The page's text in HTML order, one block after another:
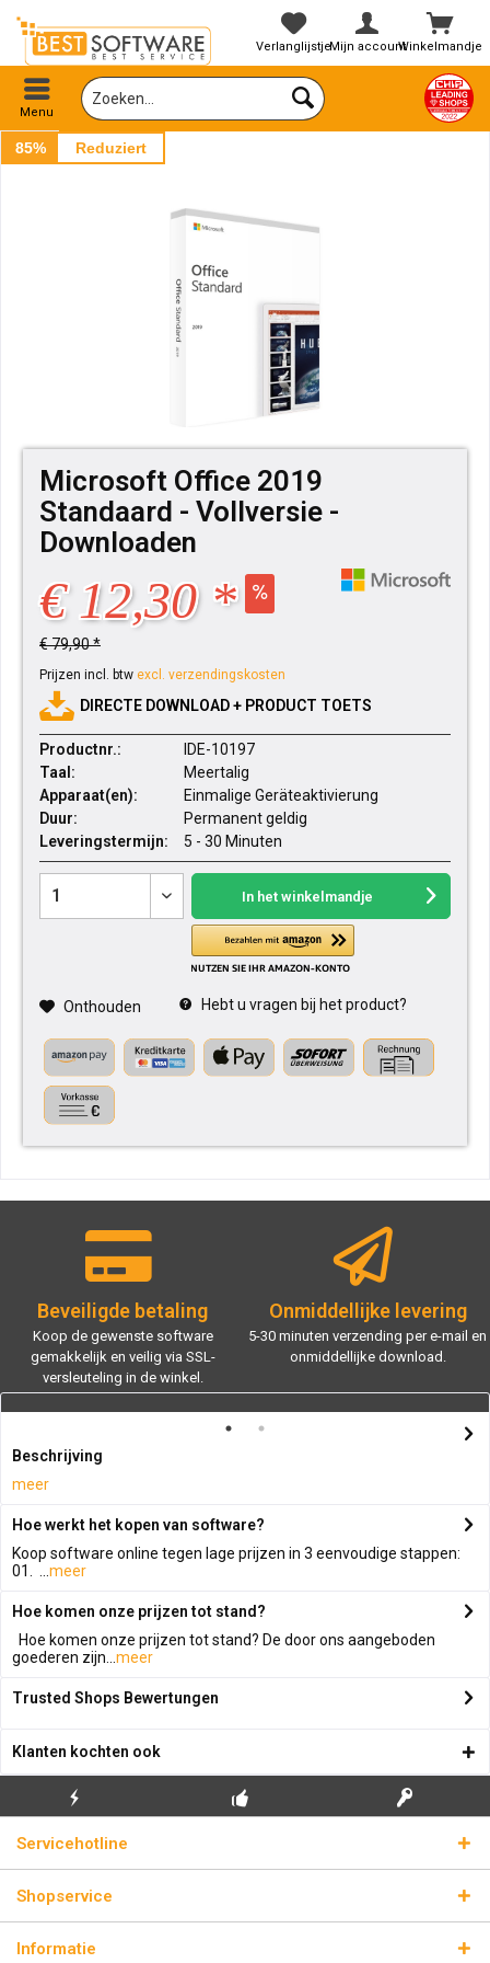
Winkelmandje
VerlanglijstjeMijn account
Menu
85% Reduziert
Microsoft Office 2019
Standaard - Vollversie -
Downloaden
€ 12,30 *
€ 79,90 *
Prijzen incl. btw excl. verzendingskosten
DIRECTE DOWNLOAD + PRODUCT TOETS
Productnr.:
IDE-10197
Taal:
Meertalig
Apparaat(en):
Einmalige Geräteaktivierung
Duur:
Permanent geldig
Leveringstermijn:
5 - 30 Minuten
In het winkelmandje
Onthouden Hebt u vragen bij het product?
Beveiligde betaling
Koop de gewenste software
gemakkelijk en veilig via SSL-
versleuteling in de winkel.
Onmiddellijke levering
5-30 minuten verzending per e-mail en
onmiddellijke download.
Beschrijving
meer
Hoe werkt het kopen van software?
Koop software online tegen lage prijzen in 3 eenvoudige stappen:
01. ... meer
Hoe komen onze prijzen tot stand?
Hoe komen onze prijzen tot stand? De door ons aangeboden
goederen zijn... meer
Trusted Shops Bewertungen
Klanten kochten ook
BLIKSEMVERZENDING
LICENTIESLEUTELS
Servicehotline
Shopservice
Informatie